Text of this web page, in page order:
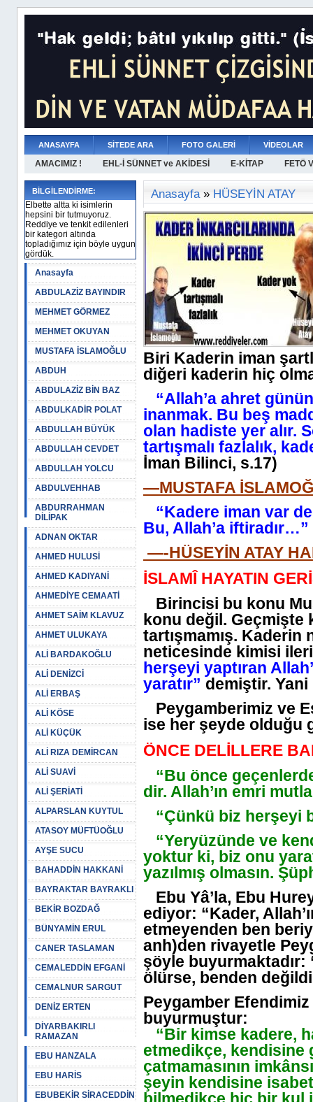
ANASAYFA SİTEDE ARA FOTO GALERİ VİDEOLAR
AMACIMIZ ! EHL-İ SÜNNET ve AKİDESİ E-KİTAP FETÖ
BİLGİLENDİRME:
Elbette altta ki isimlerin
hepsini bir tutmuyoruz.
Reddiye ve tenkit edilenleri
bir kategori altında
topladığımız için böyle uygun
gördük.
Anasayfa
ABDULAZİZ BAYINDIR
MEHMET GÖRMEZ
MEHMET OKUYAN
MUSTAFA İSLAMOĞLU
ABDUH
ABDULAZİZ BİN BAZ
ABDULKADİR POLAT
ABDULLAH BÜYÜK
ABDULLAH CEVDET
ABDULLAH YOLCU
ABDULVEHHAB
ABDURRAHMAN
DİLİPAK
ADNAN OKTAR
AHMED HULUSİ
AHMED KADIYANİ
AHMEDİYE CEMAATİ
AHMET SAİM KLAVUZ
AHMET ULUKAYA
ALİ BARDAKOĞLU
ALİ DENİZCİ
ALİ ERBAŞ
ALİ KÖSE
ALİ KÜÇÜK
ALİ RIZA DEMİRCAN
ALİ SUAVİ
ALİ ŞERİATİ
ALPARSLAN KUYTUL
ATASOY MÜFTÜOĞLU
AYŞE SUCU
BAHADDİN HAKKANİ
BAYRAKTAR BAYRAKLI
BEKİR BOZDAĞ
BÜNYAMİN ERUL
CANER TASLAMAN
CEMALEDDİN EFGANİ
CEMALNUR SARGUT
DENİZ ERTEN
DİYARBAKIRLI
RAMAZAN
EBU HANZALA
EBU HARİS
EBUBEKİR SİRACEDDİN
Anasayfa» HÜSEYİN ATAY
Biri Kaderin iman
diğeri kaderin hiç
“Allah’a ahret
inanmak. Bu beş
olan hadiste yer alır.
tartışmalı fazlalık,
İman Bilinci, s.17)
—MUSTAFA
“Kadere iman var
Bu, Allah’a iftiradır…”
—-HÜSEYİN ATAY
İSLAMÎ HAYATIN
Birincisi bu konu
konu değil. Geçmişte
tartışmamış. Kaderin
neticesinde kimisi
herşeyi yaptıran
yaratır” demiştir.
Peygamberimiz ve
ise her şeyde olduğu
ÖNCE DELİLLERE
“Bu önce
dir. Allah’ın emri
“Çünkü biz herşeyi
“Yeryüzünde ve
yoktur ki, biz onu
yazılmış olmasın.
Ebu Yâ’la, Ebu
ediyor: “Kader,
etmeyenden ben
anh)den rivayetle
şöyle buyurmaktadır:
ölürse, benden
Peygamber
buyurmuştur:
“Bir kimse kadere,
etmedikçe, kendisine
çatmamasının
şeyin kendisine